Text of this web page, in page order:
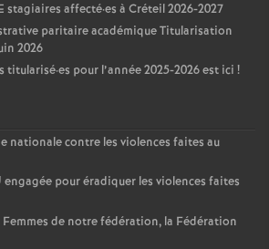
stagiaires affecté·es à Créteil 2026-2027
paritaire académique Titularisation
2026
titularisé·es pour l’année 2025-2026 est ici !
nationale contre les violences faites au
engagée pour éradiquer les violences faites
Femmes de notre fédération, la Fédération